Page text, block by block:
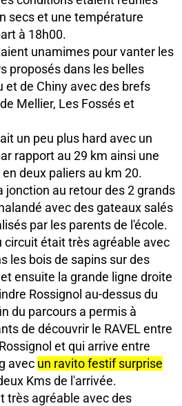
secs et une température
à 18h00.
unamimes pour vanter les
proposés dans les belles
de Chiny avec des brefs
Mellier, Les Fossés et
un peu plus hard avec un
rapport au 29 km ainsi une
deux paliers au km 20.
jonction au retour des 2 grands
avec des gateaux salés
par les parents de l'école.
circuit était très agréable avec
les bois de sapins sur des
ensuite la grande ligne droite
Rossignol au-dessus du
du parcours a permis à
de découvrir le RAVEL entre
et qui arrive entre
avec un ravito festif surprise
Kms de l'arrivée.
très agréable avec des